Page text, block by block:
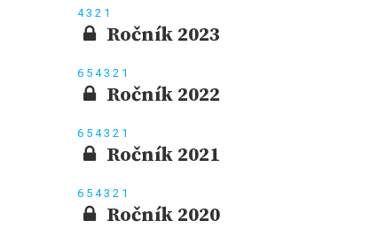
43 2 1
Ročník 2023
6 5 43 2 1
Ročník 2022
6 5 43 2 1
Ročník 2021
6 5 43 2 1
Ročník 2020